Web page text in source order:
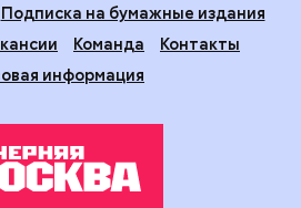
Подписка на бумажные издания
Команда
Контакты
информация